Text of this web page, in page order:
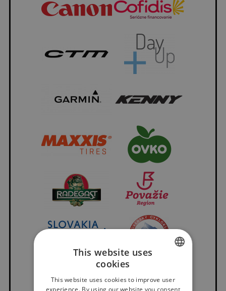
This website uses
cookies
This website uses cookies to improve user
experience. By using our website you consent